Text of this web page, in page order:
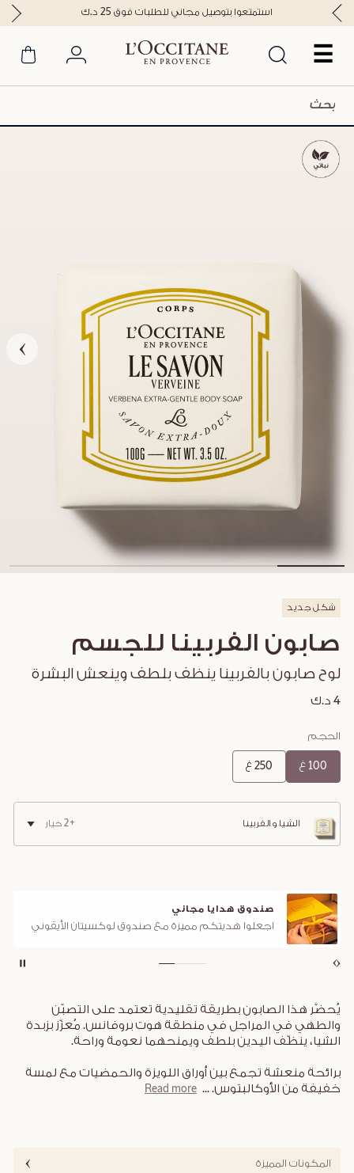
☰
استمتعوا بتوصيل مجاني للطلبات فوق 25 د.ك
شكل جديد
صابون الفربينا للجسم
لوح صابون بالفربينا ينظف بلطف وينعش البشرة
4 د.ك
الحجم
100 غ 250 غ
الشيا والفربينا +2 خيار
صندوق هدايا مجاني
اجعلوا هديتكم مميزة مع صندوق لوكسيتان الأيقوني
يُحضَّر هذا الصابون بطريقة تقليدية تعتمد على التصبّن
والطهي في المراجل في منطقة هوت بروفانس. مُعزّز بزبدة
الشيا، ينظّف اليدين بلطف ويمنحهما نعومة وراحة.
برائحة منعشة تجمع بين أوراق اللويزة والحمضيات مع لمسة
خفيفة من الأوكالبتوس....
Read more
المكونات المميزة